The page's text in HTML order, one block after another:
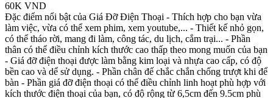
60K VND
Đặc điểm nổi bật của Giá Đỡ Điện Thoại - Thích hợp cho bạn vừa
làm việc, vừa có thể xem phim, xem youtube,... - Thiết kế nhỏ gọn,
có thể tháo rời, mang đi làm, công tác, du lịch, cắm trại... - Phần
thân có thể điều chỉnh kích thước cao thấp theo mong muốn của bạn
- Giá đỡ điện thoại được làm bằng kim loại và nhựa cao cấp, có độ
bền cao và dể sử dụng. - Phần chân đế chắc chắn chống trượt khi để
bàn - Phần giá đỡ điện thoại có thể điều chỉnh linh hoạt phù hợp với
kích thước điện thoại của bạn, có độ rộng từ 6,5cm đến 9.5cm phù